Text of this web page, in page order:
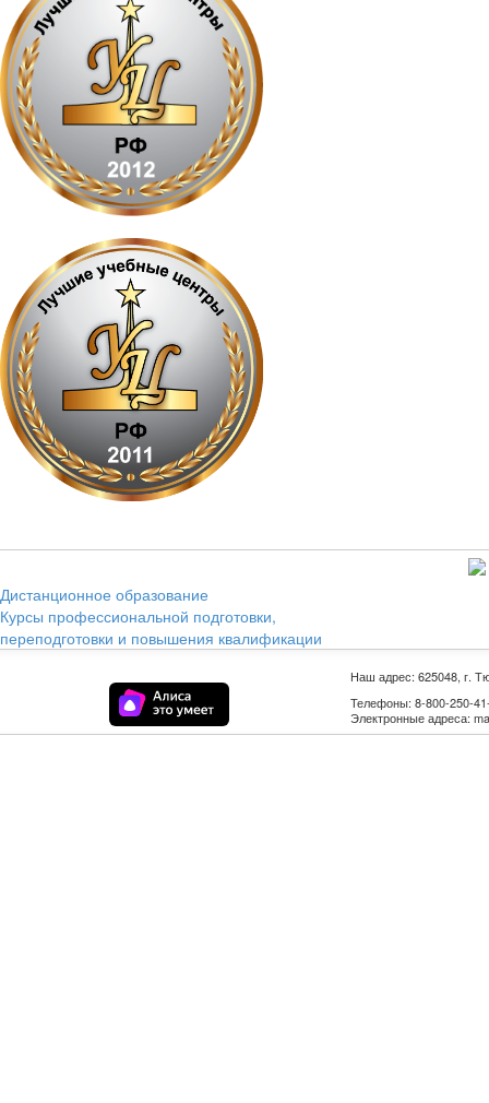
Дистанционное образование
Курсы профессиональной подготовки,
переподготовки и повышения квалификации
Наш адрес: 625048, г.
Телефоны: 8-800-250-
Электронные адреса: